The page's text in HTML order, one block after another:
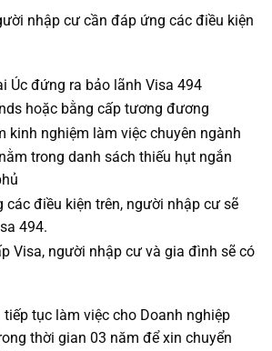
nhập cư cần đáp ứng các điều kiện
Úc đứng ra bảo lãnh Visa 494
hoặc bằng cấp tương đương
kinh nghiệm làm việc chuyên ngành
trong danh sách thiếu hụt ngắn
các điều kiện trên, người nhập cư sẽ
494.
Visa, người nhập cư và gia đình sẽ có
tục làm việc cho Doanh nghiệp
thời gian 03 năm để xin chuyển